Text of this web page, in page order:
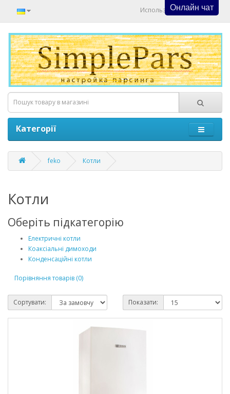
Используйте Онлайн Чат
Категорії
feko Котли
Котли
Оберіть підкатегорію
Електричні котли
Коаксіальні димоходи
Конденсаційні котли
Порівняння товарів (0)
Сортувати: Показати:
Онлайн чат